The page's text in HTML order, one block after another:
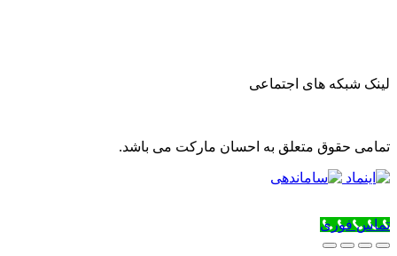
لینک شبکه های اجتماعی
تمامی حقوق متعلق به احسان مارکت می باشد.
تماس فوری